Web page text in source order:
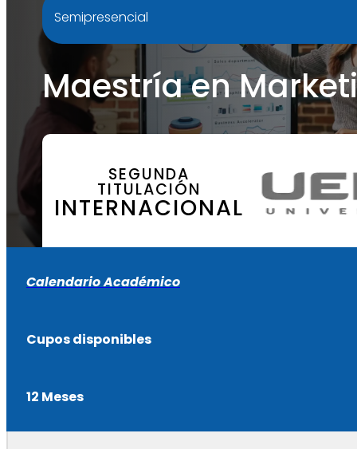
Semipresencial
Maestría en
SEGUNDA
TITULACIÓN
INTERNACIONAL
Calendario Académico
Cupos disponibles
12 Meses